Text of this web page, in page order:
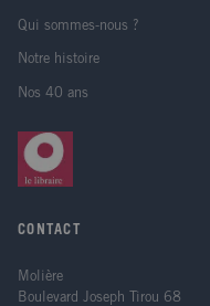
Qui sommes-nous ?
Notre histoire
Nos 40 ans
CONTACT
Molière
Boulevard Joseph Tirou 68